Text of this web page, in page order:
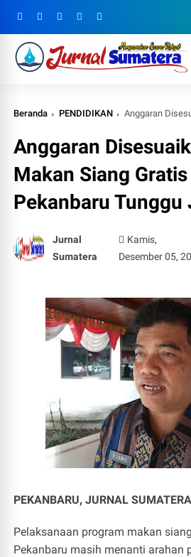
Beranda PENDIDIKAN Anggaran Disesuaikan,
Anggaran
Makan Siang
Pekanbaru Tunggu
Jurnal
Sumatera
Kamis,
Desember 05,
PEKANBARU, JURNAL SUMATERA
Pelaksanaan program makan
Pekanbaru masih menanti arahan